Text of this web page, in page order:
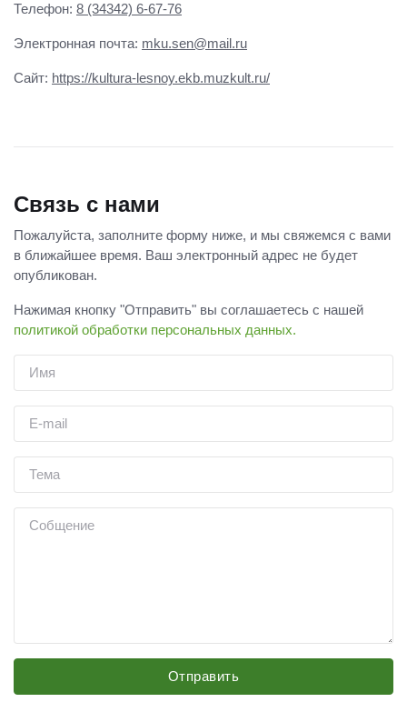
Телефон: 8 (34342) 6-67-76
Электронная почта: mku.sen@mail.ru
Сайт: https://kultura-lesnoy.ekb.muzkult.ru/
Связь с нами
Пожалуйста, заполните форму ниже, и мы свяжемся с вами
в ближайшее время. Ваш электронный адрес не будет
опубликован.
Нажимая кнопку "Отправить" вы соглашаетесь с нашей
политикой обработки персональных данных.
Отправить